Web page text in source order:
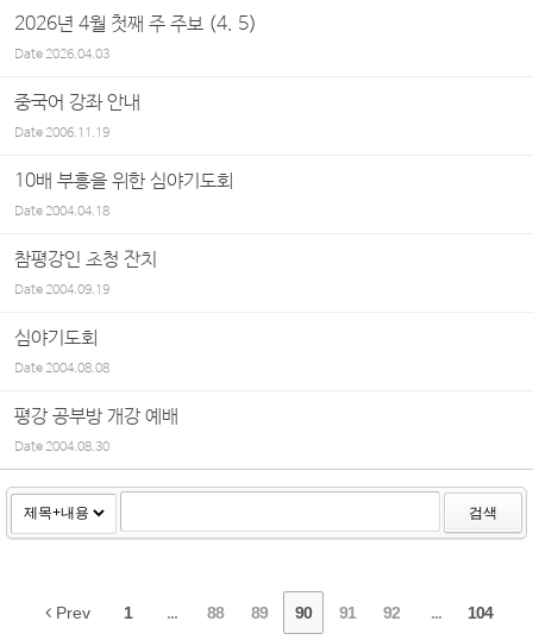
2026년 4월 첫째 주 주보 (4. 5)
Date2026.04.03
중국어 강좌 안내
Date2006.11.19
10배 부흥을 위한 심야기도회
Date2004.04.18
참평강인 초청 잔치
Date2004.09.19
심야기도회
Date2004.08.08
평강 공부방 개강 예배
Date2004.08.30
검색
Prev 1 ... 88 89 90 91 92 ... 104